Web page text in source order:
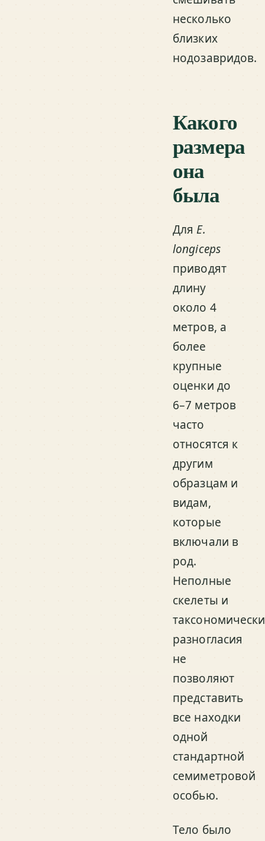
несколько
близких
нодозавридов.
Какого
размера
она
была
ДляE.
longiceps
приводят
длину
около 4
метров, а
более
крупные
оценки до
6–7 метров
часто
относятся к
другим
образцам и
видам,
которые
включали в
род.
Неполные
скелеты и
разногласия
не
позволяют
представить
все находки
одной
стандартной
семиметровой
особью.
Тело было